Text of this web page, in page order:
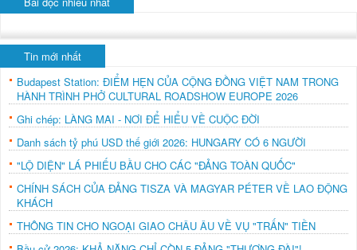
Tin mới nhất
Budapest Station: ĐIỂM HẸN CỦA CỘNG ĐỒNG VIỆT NAM TRONG
HÀNH TRÌNH PHỞ CULTURAL ROADSHOW EUROPE 2026
Ghi chép: LÀNG MAI - NƠI ĐỂ HIỂU VỀ CUỘC ĐỜI
Danh sách tỷ phú USD thế giới 2026: HUNGARY CÓ 6 NGƯỜI
"LỘ DIỆN" LÁ PHIẾU BẦU CHO CÁC "ĐẢNG TOÀN QUỐC"
CHÍNH SÁCH CỦA ĐẢNG TISZA VÀ MAGYAR PÉTER VỀ LAO ĐỘNG
KHÁCH
THÔNG TIN CHO NGOẠI GIAO CHÂU ÂU VỀ VỤ "TRẤN" TIỀN